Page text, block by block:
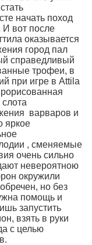
начать поход
вот после
оказывается
город пал
справедливый
трофеи, в
при игре в Attila
варваров и
яркое
, сменяемые
очень сильно
невероятною
окружили
но без
помощь и
запустить
взять в руки
с целью